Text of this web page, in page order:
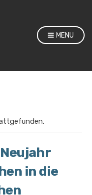
MENU
in die